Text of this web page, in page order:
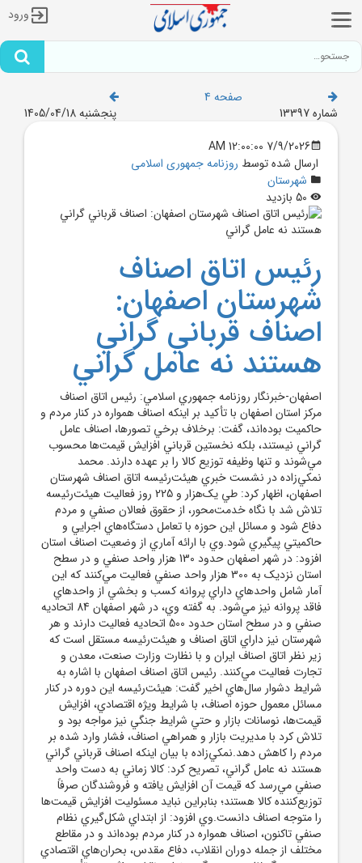
ورود
صفحه 4
شماره 13397
پنجشنبه 1405/04/18
7/9/2026 12:00:00 AM
ارسال شده توسط روزنامه جمهوری اسلامی
شهرستان
رئيس اتاق اصناف
شهرستان اصفهان:
اصناف قرباني گراني
هستند نه عامل گراني
اصفهان-خبرنگار روزنامه جمهوري اسلامي: رئيس اتاق اصناف
مرکز استان اصفهان با تأکيد بر اينکه اصناف همواره در کنار مردم و
حاکميت بوده‌اند، گفت: برخلاف برخي تصورها، اصناف عامل
گراني نيستند، بلکه نخستين قرباني افزايش قيمت‌ها محسوب
مي‌شوند و تنها وظيفه توزيع کالا را بر عهده دارند. محمد
نمکي‌زاده در نشست خبري هيئت‌رئيسه اتاق اصناف شهرستان
اصفهان، اظهار کرد: طي يک‌هزار و 225 روز فعاليت هيئت‌رئيسه
تلاش شد با نگاه خدمت‌محور، از حقوق فعالان صنفي و مردم
دفاع شود و مسائل اين حوزه با تعامل دستگاه‌هاي اجرايي و
حاکميتي پيگيري شود.وي با ارائه آماري از وضعيت اصناف استان
افزود: در شهر اصفهان حدود 130 هزار واحد صنفي و در سطح
استان نزديک به 300 هزار واحد صنفي فعاليت مي‌کنند که اين
آمار شامل واحدهاي داراي پروانه کسب و بخشي از واحدهاي
فاقد پروانه نيز مي‌شود. به گفته وي، در شهر اصفهان 84 اتحاديه
صنفي و در سطح استان حدود 500 اتحاديه فعاليت دارند و هر
شهرستان نيز داراي اتاق اصناف و هيئت‌رئيسه مستقل است که
زير نظر اتاق اصناف ايران و با نظارت وزارت صنعت، معدن و
تجارت فعاليت مي‌کنند. رئيس اتاق اصناف اصفهان با اشاره به
شرايط دشوار سال‌هاي اخير گفت: هيئت‌رئيسه اين دوره در کنار
مسائل معمول حوزه اصناف، با شرايط ويژه اقتصادي، افزايش
قيمت‌ها، نوسانات بازار و حتي شرايط جنگي نيز مواجه بود و
تلاش کرد با مديريت بازار و همراهي اصناف، فشار وارد شده بر
مردم را کاهش دهد.نمکي‌زاده با بيان اينکه اصناف قرباني گراني
هستند نه عامل گراني، تصريح کرد: کالا زماني به دست واحد
صنفي مي‌رسد که قيمت آن افزايش يافته و فروشندگان صرفاً
توزيع‌کننده کالا هستند؛ بنابراين نبايد مسئوليت افزايش قيمت‌ها
را متوجه اصناف دانست.وي افزود: از ابتداي شکل‌گيري نظام
صنفي تاکنون، اصناف همواره در کنار مردم بوده‌اند و در مقاطع
مختلف از جمله دوران انقلاب، دفاع مقدس، بحران‌هاي اقتصادي